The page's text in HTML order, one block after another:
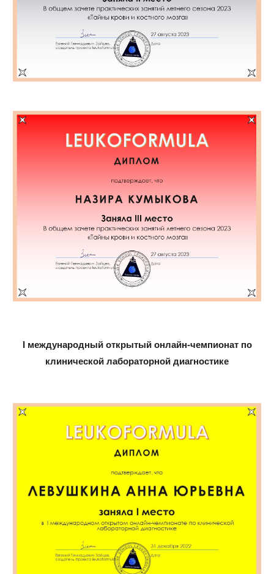
I международный открытый онлайн-чемпионат по
клинической лабораторной диагностике